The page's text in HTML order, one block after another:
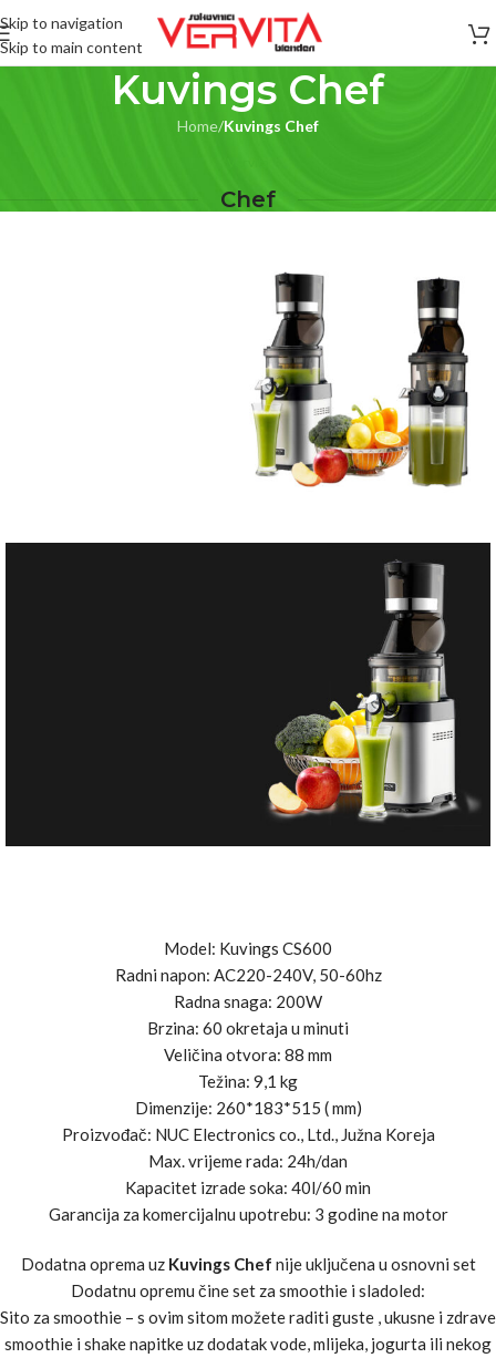
Skip to navigation
Skip to main content
Kuvings Chef
Home/Kuvings Chef
Chef
za hladno prešanje, nudi više soka s
poboljšanim vijkom i finim
sitom. Zbog iznimno velikog otvora
za namirnice ( 88 mm) , kapaciteta
neograničenog dnevnog vremena
korištenja ( 24h/dan) , namijenjen je
za upotrebu u hotelima, juice
barovima, restoranima te za sve one
koji imaju potrebu za većom
proizvodnjom svježih sokova.
U kompletu dobivate i dodatni gornji
pri cijeđenju većih količina (
bubanj, sito, čistač sita, vijak ,
poklopac)
Model: Kuvings CS600
Radni napon: AC220-240V, 50-60hz
Radna snaga: 200W
Brzina: 60 okretaja u minuti
Veličina otvora: 88 mm
Težina: 9,1 kg
Dimenzije: 260*183*515 ( mm)
Proizvođač: NUC Electronics co., Ltd., Južna Koreja
Max. vrijeme rada: 24h/dan
Kapacitet izrade soka: 40l/60 min
Garancija za komercijalnu upotrebu: 3 godine na motor
Dodatna oprema uz Kuvings Chef nije uključena u osnovni set
Dodatnu opremu čine set za smoothie i sladoled:
Sito za smoothie – s ovim sitom možete raditi guste , ukusne i zdrave
smoothie i shake napitke uz dodatak vode, mlijeka, jogurta ili nekog